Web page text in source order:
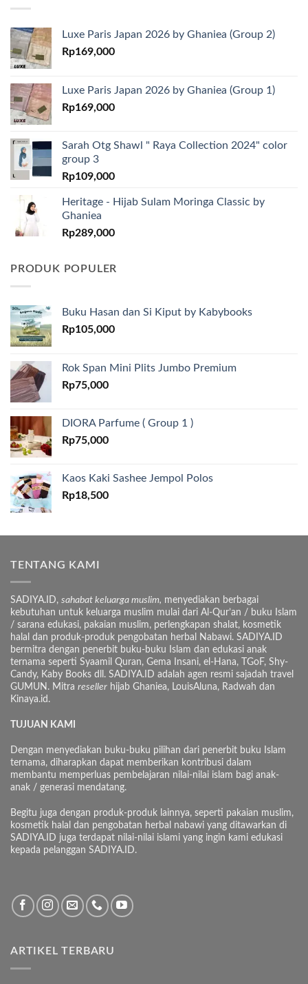
Luxe Paris Japan 2026 by Ghaniea (Group 2)
Rp169,000
Luxe Paris Japan 2026 by Ghaniea (Group 1)
Rp169,000
Sarah Otg Shawl " Raya Collection 2024" color
group 3
Rp109,000
Heritage - Hijab Sulam Moringa Classic by
Ghaniea
Rp289,000
PRODUK POPULER
Buku Hasan dan Si Kiput by Kabybooks
Rp105,000
Rok Span Mini Plits Jumbo Premium
Rp75,000
DIORA Parfume ( Group 1 )
Rp75,000
Kaos Kaki Sashee Jempol Polos
Rp18,500
TENTANG KAMI
SADIYA.ID, sahabat keluarga muslim, menyediakan berbagai
kebutuhan untuk keluarga muslim mulai dari Al-Qur’an / buku Islam
/ sarana edukasi, pakaian muslim, perlengkapan shalat, kosmetik
halal dan produk-produk pengobatan herbal Nabawi. SADIYA.ID
bermitra dengan penerbit buku-buku Islam dan edukasi anak
ternama seperti Syaamil Quran, Gema Insani, el-Hana, TGoF, Shy-
Candy, Kaby Books dll. SADIYA.ID adalah agen resmi sajadah travel
GUMUN. Mitra reseller hijab Ghaniea, LouisAluna, Radwah dan
Kinaya.id.
TUJUAN KAMI
Dengan menyediakan buku-buku pilihan dari penerbit buku Islam
ternama, diharapkan dapat memberikan kontribusi dalam
membantu memperluas pembelajaran nilai-nilai islam bagi anak-
anak / generasi mendatang.
Begitu juga dengan produk-produk lainnya, seperti pakaian muslim,
kosmetik halal dan pengobatan herbal nabawi yang ditawarkan di
SADIYA.ID juga terdapat nilai-nilai islami yang ingin kami edukasi
kepada pelanggan SADIYA.ID.
ARTIKEL TERBARU